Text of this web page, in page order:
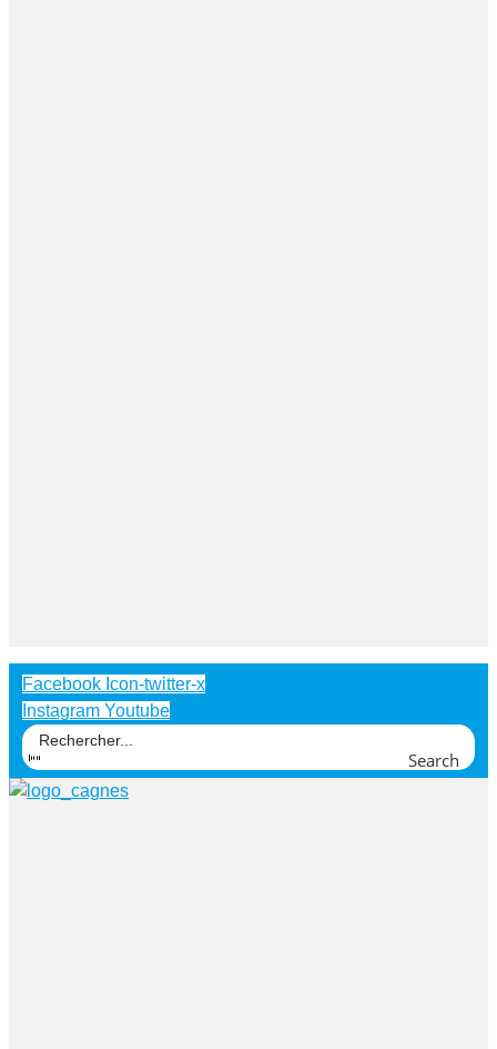
Facebook Icon-twitter-x
Instagram Youtube
Search